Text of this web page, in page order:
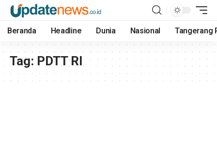
Beranda Headline Dunia Nasional Tangerang
Tag: PDTT RI